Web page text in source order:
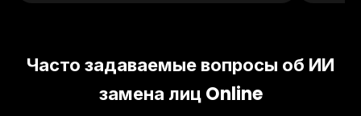
Часто задаваемые вопросы об ИИ
замена лиц Online